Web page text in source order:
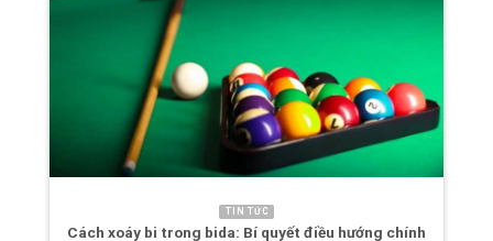
TIN TỨC
Cách xoáy bi trong bida: Bí quyết điều hướng chính